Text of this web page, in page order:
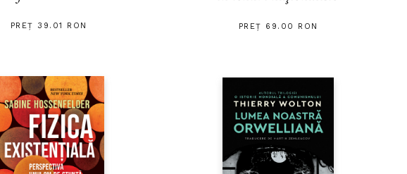
PREȚ 39.01 RON PREȚ 69.00 RON